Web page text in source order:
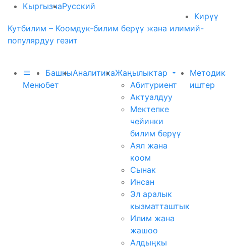
КыргызчаРусский
Кирүү
Кутбилим – Коомдук-билим берүү жана илимий-
популярдуу гезит
Меню
Башкы
бет
АналитикаЖаңылыктар
Абитуриент
Актуалдуу
Мектепке
чейинки
билим берүү
Аял жана
коом
Сынак
Инсан
Эл аралык
кызматташтык
Илим жана
жашоо
Алдыңкы
иштер